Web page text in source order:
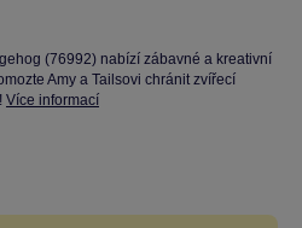
(76992) nabízí zábavné a kreativní
Amy a Tailsovi chránit zvířecí
Více informací